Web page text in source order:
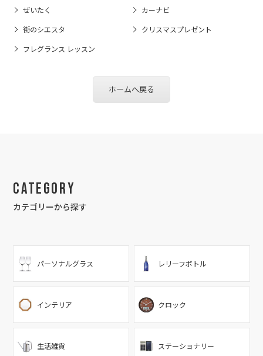
ぜいたく カーナビ
街のシエスタ クリスマスプレゼント
フレグランス レッスン
ホームへ戻る
Category
カテゴリーから探す
パーソナルグラス レリーフボトル
インテリア クロック
生活雑貨 ステーショナリー